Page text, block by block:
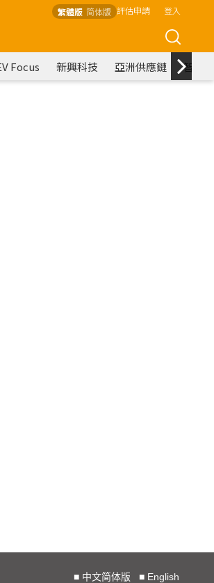
繁體版 简体版 評估申請 登入
Focus 新興科技 亞洲供應鏈 智慧
■ 中文简体版 ■ English